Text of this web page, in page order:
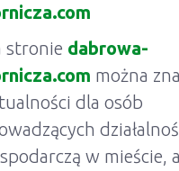
stronie dabrowa-
można
dla osób
w mieście,